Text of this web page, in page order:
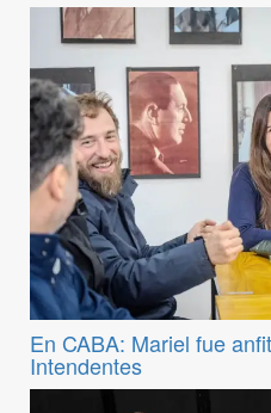
En CABA: Mariel fue
Intendentes